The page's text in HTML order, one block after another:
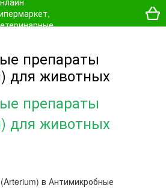
препараты
для животных
препараты
для животных